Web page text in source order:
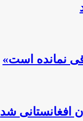
نمانده است»
افغانستانی شد